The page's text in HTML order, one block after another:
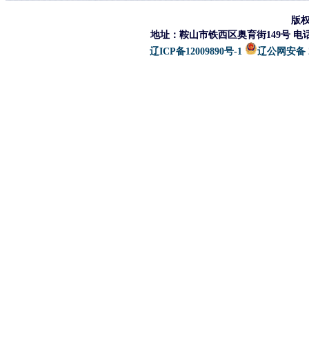
版
地址：鞍山市铁西区奥育街149号 电
辽ICP备12009890号-1
辽公网安备